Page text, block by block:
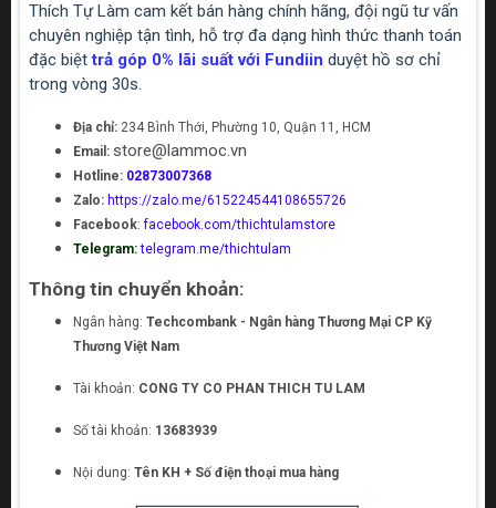
Thích Tự Làm cam kết bán hàng chính hãng, đội ngũ tư vấn
chuyên nghiệp tận tình, hỗ trợ đa dạng hình thức thanh toán
đặc biệttrả góp 0% lãi suất với Fundiin duyệt hồ sơ chỉ
trong vòng 30s.
Địa chỉ: 234 Bình Thới, Phường 10, Quận 11, HCM
Email: store@lammoc.vn
Hotline: 02873007368
Zalo: https://zalo.me/615224544108655726
Facebook:facebook.com/thichtulamstore
Telegram: telegram.me/thichtulam
Thông tin chuyển khoản:
Ngân hàng: Techcombank - Ngân hàng Thương Mại CP Kỹ
Thương Việt Nam
Tài khoản: CONG TY CO PHAN THICH TU LAM
Số tài khoản: 13683939
Nội dung: Tên KH + Số điện thoại mua hàng